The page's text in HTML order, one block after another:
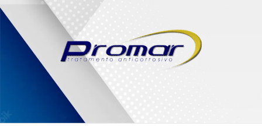
Pular
para
conteúdo
PROMAR